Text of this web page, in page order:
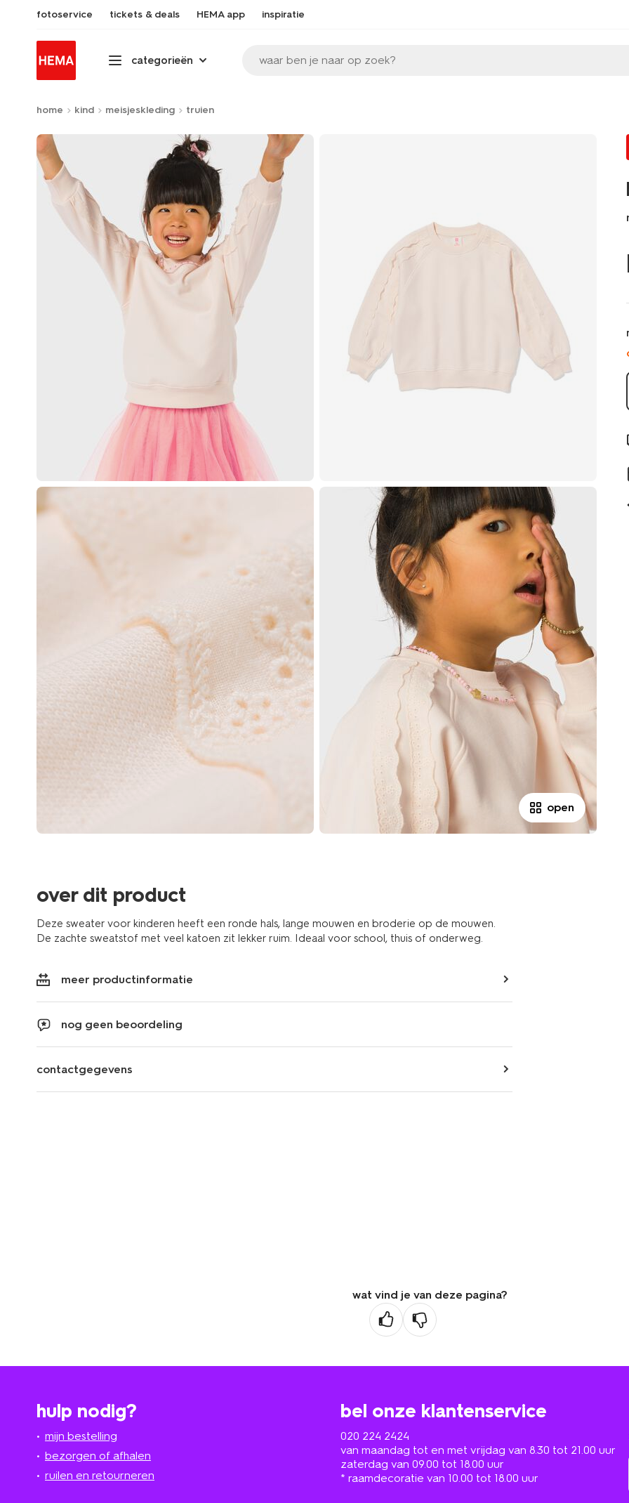
fotoservice tickets & deals HEMA app inspiratie
categorieën waar ben je naar op zoek?
home kind meisjeskleding truien
open
over dit product
Deze sweater voor kinderen heeft een ronde hals, lange mouwen en broderie op de mouwen.
De zachte sweatstof met veel katoen zit lekker ruim. Ideaal voor school, thuis of onderweg.
meer productinformatie
nog geen beoordeling
contactgegevens
wat vind je van deze pagina?
hulp nodig?
mijn bestelling
bezorgen of afhalen
ruilen en retourneren
bel onze klantenservice
020 224 2424
van maandag tot en met vrijdag van 8.30 tot 21.00 uur
zaterdag van 09.00 tot 18.00 uur
* raamdecoratie van 10.00 tot 18.00 uur